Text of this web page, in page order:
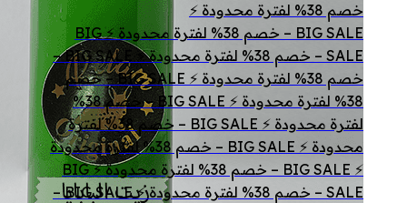
خصم 38% لفترة محدودة ⚡
BIG SALE – خصم 38% لفترة محدودة ⚡ BIG
SALE – خصم 38% لفترة محدودة ⚡ BIG SALE –
خصم 38% لفترة محدودة ⚡ BIG SALE – خصم
38% لفترة محدودة ⚡ BIG SALE – خصم 38%
لفترة محدودة ⚡ BIG SALE – خصم 38% لفترة
محدودة ⚡ BIG SALE – خصم 38% لفترة محدودة
⚡ BIG SALE – خصم 38% لفترة محدودة ⚡ BIG
SALE – خصم 38% لفترة محدودة ⚡ BIG SALE –